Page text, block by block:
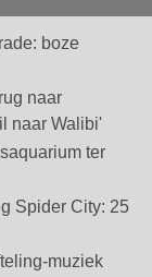
boze
naar
naar Walibi'
ter
Spider City: 25
muziek